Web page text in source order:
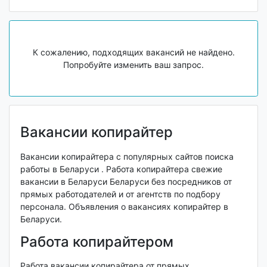
К сожалению, подходящих вакансий не найдено.
Попробуйте изменить ваш запрос.
Вакансии копирайтер
Вакансии копирайтера с популярных сайтов поиска
работы в Беларуси . Работа копирайтера свежие
вакансии в Беларуси Беларуси без посредников от
прямых работодателей и от агентств по подбору
персонала. Объявления о вакансиях копирайтер в
Беларуси.
Работа копирайтером